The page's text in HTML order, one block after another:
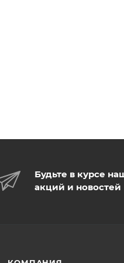
Будьте в курсе
акций и новостей